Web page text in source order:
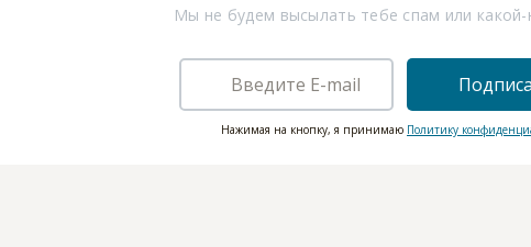
Мы не будем высылать тебе спам или
Нажимая на кнопку, я принимаю Политику